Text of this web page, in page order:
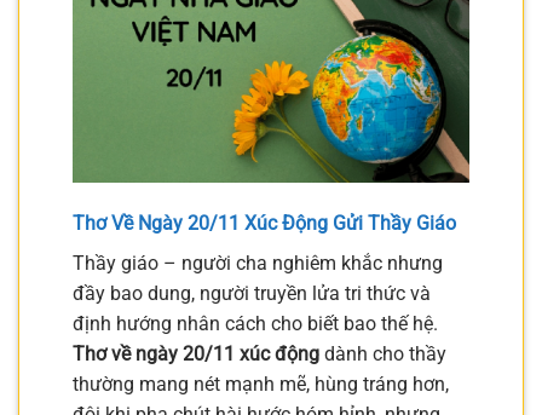
Thơ Về Ngày 20/11 Xúc Động Gửi Thầy Giáo
Thầy giáo – người cha nghiêm khắc nhưng
đầy bao dung, người truyền lửa tri thức và
định hướng nhân cách cho biết bao thế hệ.
Thơ về ngày 20/11 xúc động dành cho thầy
thường mang nét mạnh mẽ, hùng tráng hơn,